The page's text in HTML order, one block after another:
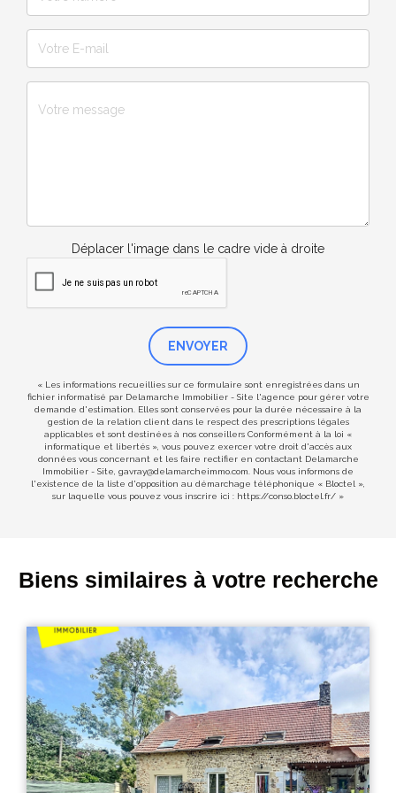
Déplacer l'image dans le cadre vide à droite
ENVOYER
« Les informations recueillies sur ce formulaire sont enregistrées dans un
fichier informatisé par Delamarche Immobilier - Site l'agence pour gérer votre
demande d'estimation. Elles sont conservées pour la durée nécessaire à la
gestion de la relation client dans le respect des prescriptions légales
applicables et sont destinées à nos conseillers Conformément à la loi «
informatique et libertés », vous pouvez exercer votre droit d'accès aux
données vous concernant et les faire rectifier en contactant Delamarche
Immobilier - Site, gavray@delamarcheimmo.com. Nous vous informons de
l'existence de la liste d'opposition au démarchage téléphonique « Bloctel »,
sur laquelle vous pouvez vous inscrire ici : https://conso.bloctel.fr/ »
Biens similaires à votre recherche